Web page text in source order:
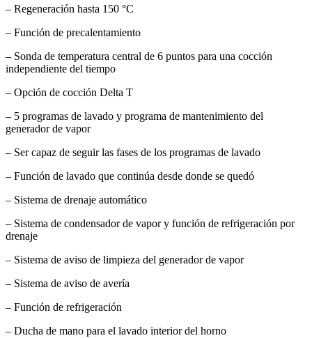
– Regeneración hasta 150 °C
– Función de precalentamiento
– Sonda de temperatura central de 6 puntos para una cocción
independiente del tiempo
– Opción de cocción Delta T
– 5 programas de lavado y programa de mantenimiento del
generador de vapor
– Ser capaz de seguir las fases de los programas de lavado
– Función de lavado que continúa desde donde se quedó
– Sistema de drenaje automático
– Sistema de condensador de vapor y función de refrigeración por
drenaje
– Sistema de aviso de limpieza del generador de vapor
– Sistema de aviso de avería
– Función de refrigeración
– Ducha de mano para el lavado interior del horno